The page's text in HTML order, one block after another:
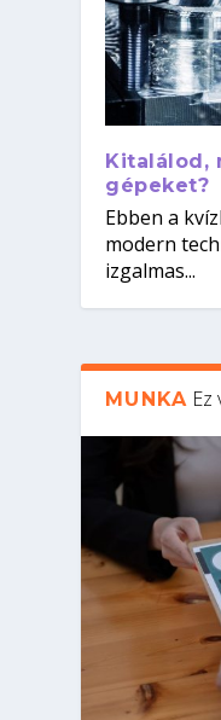
Kitalálod,
gépeket?
Ebben a
modern
izgalmas...
MUNKA Ez